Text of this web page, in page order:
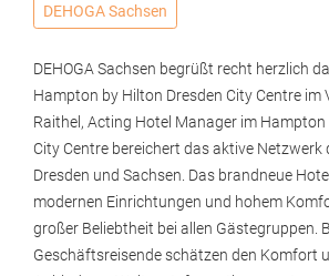
DEHOGA Sachsen
DEHOGA Sachsen begrüßt recht herzlich
Hampton by Hilton Dresden City Centre im
Raithel, Acting Hotel Manager im Hampton
City Centre bereichert das aktive Netzwerk
Dresden und Sachsen. Das brandneue
modernen Einrichtungen und hohem
großer Beliebtheit bei allen Gästegruppen.
Geschäftsreisende schätzen den Komfort